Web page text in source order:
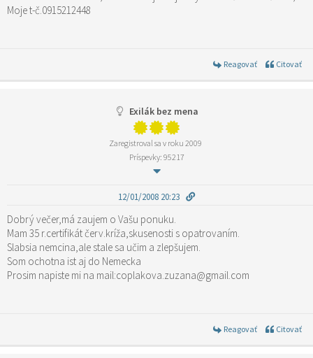
Moje t-č.0915212448
Reagovať Citovať
Exilák bez mena
Zaregistroval sa v roku 2009
Príspevky: 95217
12/01/2008 20:23
Dobrý večer,má zaujem o Vašu ponuku.
Mam 35 r.certifikát červ.kríža,skusenosti s opatrovaním.
Slabsia nemcina,ale stale sa učim a zlepšujem.
Som ochotna ist aj do Nemecka
Prosim napiste mi na mail:coplakova.zuzana@gmail.com
Reagovať Citovať